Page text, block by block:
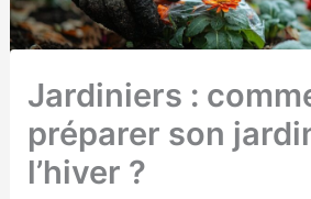
Jardiniers :
préparer son
l’hiver ?